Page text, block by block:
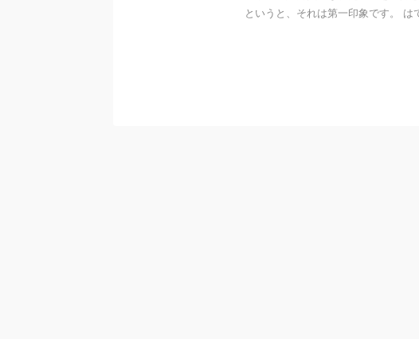
というと、それは第一印象です。 は